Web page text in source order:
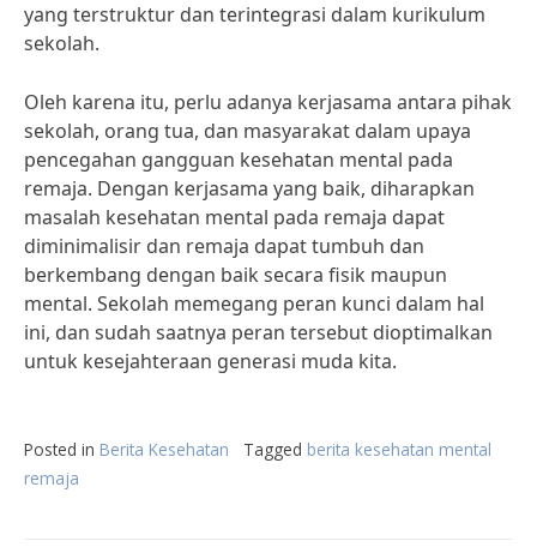
yang terstruktur dan terintegrasi dalam kurikulum
sekolah.
Oleh karena itu, perlu adanya kerjasama antara pihak
sekolah, orang tua, dan masyarakat dalam upaya
pencegahan gangguan kesehatan mental pada
remaja. Dengan kerjasama yang baik, diharapkan
masalah kesehatan mental pada remaja dapat
diminimalisir dan remaja dapat tumbuh dan
berkembang dengan baik secara fisik maupun
mental. Sekolah memegang peran kunci dalam hal
ini, dan sudah saatnya peran tersebut dioptimalkan
untuk kesejahteraan generasi muda kita.
Posted in Berita Kesehatan Tagged berita kesehatan mental
remaja